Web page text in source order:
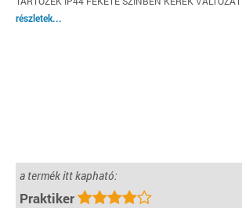
részletek...
a termék itt kapható:
Praktiker